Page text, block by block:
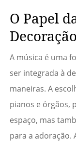
O Papel
A música é uma
ser integrada à
maneiras. A
pianos e órgãos,
espaço, mas
para a adoração.